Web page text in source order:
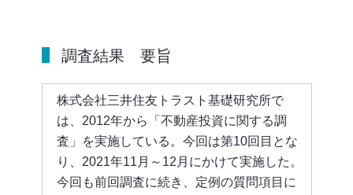
調査結果 要旨
株式会社三井住友トラスト基礎研究所で
は、2012年から「不動産投資に関する調
査」を実施している。今回は第10回目とな
り、2021年11月～12月にかけて実施した。
今回も前回調査に続き、定例の質問項目に